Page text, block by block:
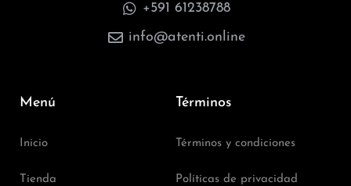
+591 61238788
info@atenti.online
Menú
Inicio
Tienda
Términos
Términos y condiciones
Políticas de privacidad